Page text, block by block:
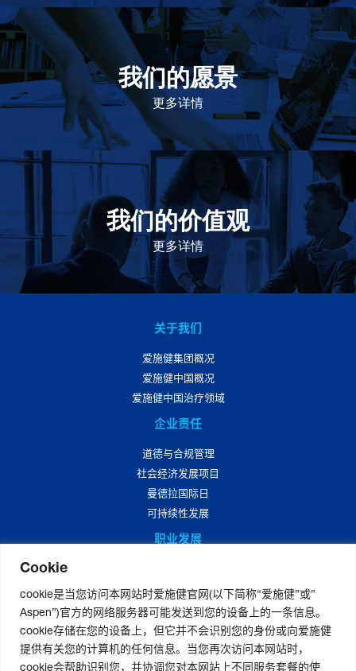
Cookie
cookie是当您访问本网站时爱施健官网(以下简称“爱施健”或”
Aspen”)官方的网络服务器可能发送到您的设备上的一条信息。
cookie存储在您的设备上，但它并不会识别您的身份或向爱施健
提供有关您的计算机的任何信息。当您再次访问本网站时，
cookie会帮助识别您，并协调您对本网站上不同服务套餐的使
我们的愿景
更多详情
作为一个负责任的企业公民，在全球提供优质和患者可
及的药物，传递我们的价值。
我们的价值观
更多详情
我们的价值观是爱施健存立和发展的基石。集团上下以
此为指引，为实现集团目标而共同奋斗。
关于我们
爱施健集团概况
爱施健中国概况
爱施健中国治疗领域
企业责任
道德与合规管理
社会经济发展项目
曼德拉国际日
可持续性发展
职业发展
爱施健中国岗位招聘
媒体中心
爱施健集团资讯
爱施健中国资讯